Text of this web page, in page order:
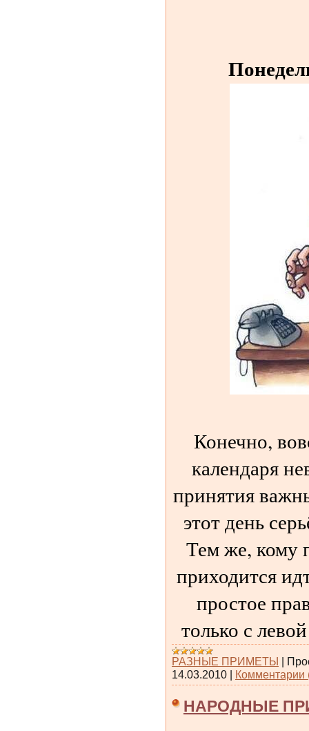
Конечно,
календаря
принятия
этот день
Тем же, кому
приходится
простое
только с
РАЗНЫЕ ПРИМЕТЫ |
14.03.2010 | Комментарии
НАРОДНЫЕ